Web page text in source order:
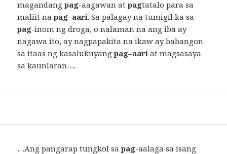
magandangpag-aagawan atpagtatalo para sa
maliit napag–aari. Sa palagay na tumigil ka sa
pag-inom ng droga, o nalaman na ang iba ay
nagawa ito, ay nagpapakita na ikaw ay babangon
sa itaas ng kasalukuyangpag–aari at magsasaya
sa kaunlaran….
…Ang pangarap tungkol sapag-aalaga sa isang